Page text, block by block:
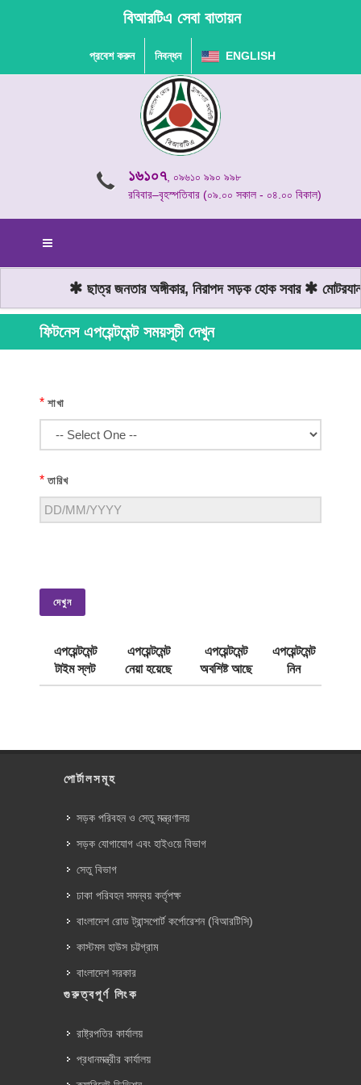
বিআরটিএ সেবা বাতায়ন
প্রবেশ করুন নিবন্ধন ENGLISH
১৬১০৭, ০৯৬১০ ৯৯০ ৯৯৮
রবিবার–বৃহস্পতিবার (০৯.০০ সকাল - ০৪.০০ বিকাল)
ছাত্র জনতার অঙ্গীকার, নিরাপদ সড়ক হোক সবার মোটরযান
ফিটনেস এপয়েন্টমেন্ট সময়সূচী দেখুন
* শাখা
* তারিখ
দেখুন
এপয়েন্টমেন্ট
টাইম স্লট
এপয়েন্টমেন্ট
নেয়া হয়েছে
এপয়েন্টমেন্ট
অবশিষ্ট আছে
এপয়েন্টমেন্ট
নিন
পোর্টালসমূহ
সড়ক পরিবহন ও সেতু মন্ত্রণালয়
সড়ক যোগাযোগ এবং হাইওয়ে বিভাগ
সেতু বিভাগ
ঢাকা পরিবহন সমন্বয় কর্তৃপক্ষ
বাংলাদেশ রোড ট্রান্সপোর্ট কর্পোরেশন (বিআরটিসি)
কাস্টমস হাউস চট্টগ্রাম
বাংলাদেশ সরকার
গুরুত্বপূর্ণ লিংক
রাষ্ট্রপতির কার্যালয়
প্রধানমন্ত্রীর কার্যালয়